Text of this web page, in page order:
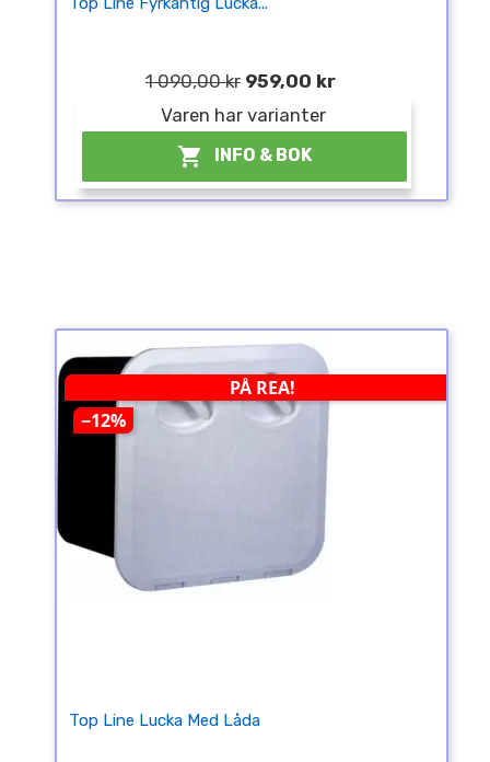
1 090,00 kr 959,00 kr
Varen har varianter
 INFO & BOK
PÅ REA!
−12%
Top Line Lucka Med Låda